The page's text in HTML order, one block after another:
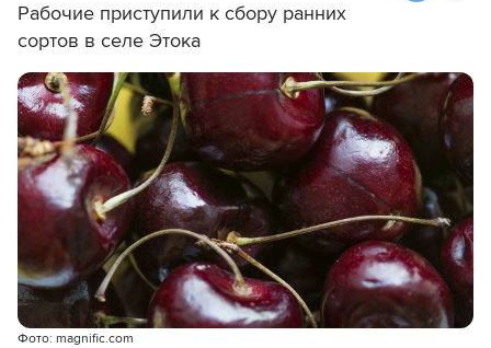
Рабочие приступили к сбору ранних
сортов в селе Этока
Фото: magnific.com